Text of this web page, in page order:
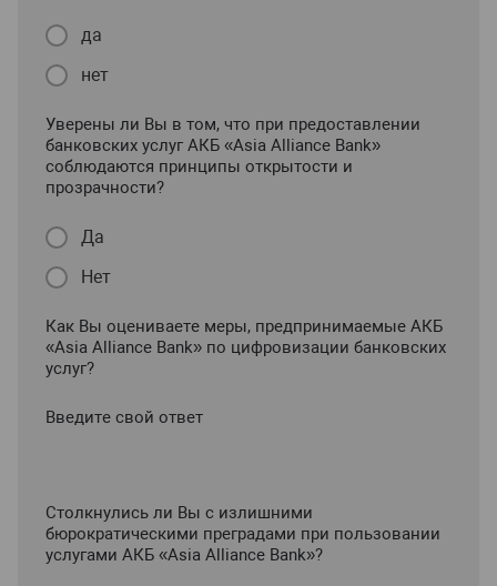
да
нет
Уверены ли Вы в том, что при предоставлении
банковских услуг АКБ «Asia Alliance Bank»
соблюдаются принципы открытости и
прозрачности?
Да
Нет
Как Вы оцениваете меры, предпринимаемые АКБ
«Asia Alliance Bank» по цифровизации банковских
услуг?
Введите свой ответ
Столкнулись ли Вы с излишними
бюрократическими преградами при пользовании
услугами АКБ «Asia Alliance Bank»?